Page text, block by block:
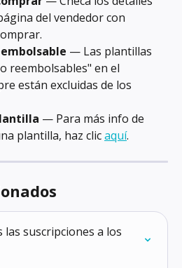
del vendedor con
— Las plantillas
reembolsables" en el
están excluidas de los
— Para más info de
plantilla, haz clic aquí.
las suscripciones a los